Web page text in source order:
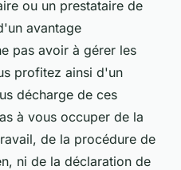
ou un prestataire de
avantage
pas avoir à gérer les
profitez ainsi d'un
décharge de ces
à vous occuper de la
de la procédure de
ni de la déclaration de